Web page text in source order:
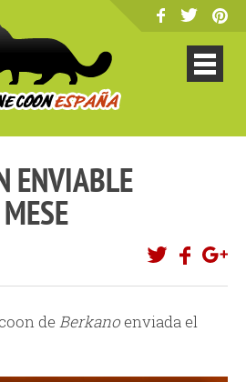
ENVIABLE
deBerkanoenviada el